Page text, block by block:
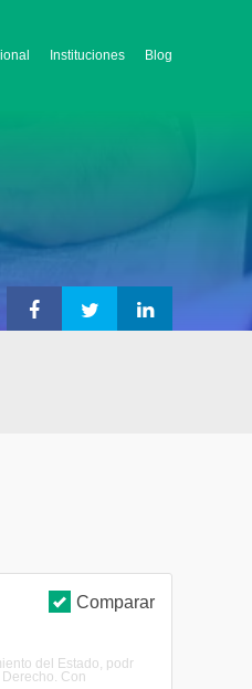
Instituciones Blog
Comparar
del Estado, podr
Con